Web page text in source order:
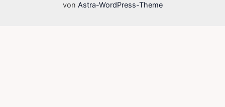
von Astra-WordPress-Theme